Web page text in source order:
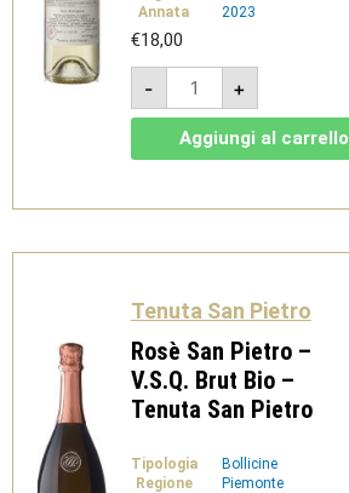
Annata
2023
€18,00
-
San
Pietro
2023
Gavi
docg
Pietro
+
Aggiungi al carrello
Tenuta San Pietro
Rosè San Pietro –
V.S.Q. Brut Bio –
Tenuta San Pietro
Tipologia
Bollicine
Regione
Piemonte